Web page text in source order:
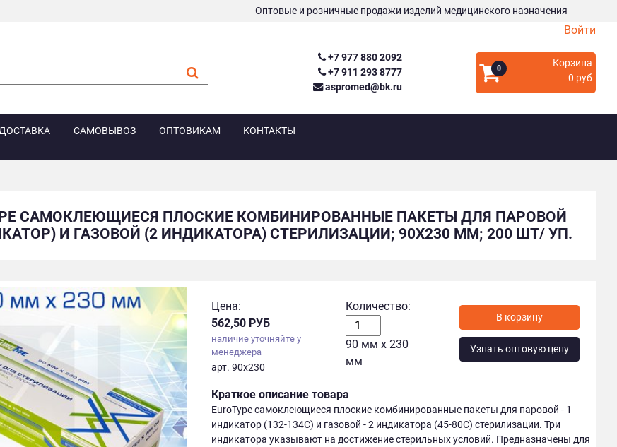
Оптовые и розничные продажи изделий медицинского назначения
Войти
+7 977 880 2092
+7 911 293 8777
aspromed@bk.ru
0
Корзина
0 руб
САМОВЫВОЗ ОПТОВИКАМ КОНТАКТЫ
САМОКЛЕЮЩИЕСЯ ПЛОСКИЕ КОМБИНИРОВАННЫЕ ПАКЕТЫ ДЛЯ ПАРОВОЙ
И ГАЗОВОЙ (2 ИНДИКАТОРА) СТЕРИЛИЗАЦИИ; 90Х230 ММ; 200 ШТ/ УП.
Цена:
562,50 РУБ
наличие уточняйте у
менеджера
арт. 90х230
Количество:
90 мм х 230
мм
Узнать оптовую цену
Краткое описание товара
EuroType самоклеющиеся плоские комбинированные пакеты для паровой - 1
индикатор (132-134С) и газовой - 2 индикатора (45-80С) стерилизации. Три
индикатора указывают на достижение стерильных условий. Предназначены для